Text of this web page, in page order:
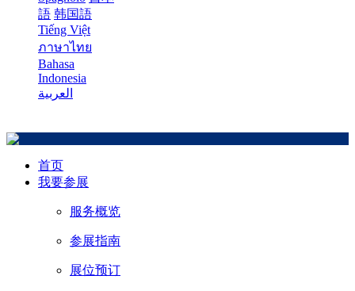
語 韩国語
Tiếng Việt
ภาษาไทย
Bahasa
Indonesia
العربية
首页
我要参展
服务概览
参展指南
展位预订